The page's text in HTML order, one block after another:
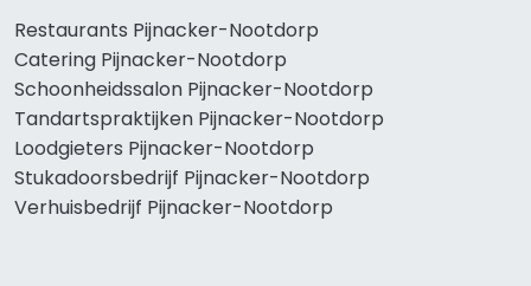
Restaurants Pijnacker-Nootdorp
Catering Pijnacker-Nootdorp
Schoonheidssalon Pijnacker-Nootdorp
Tandartspraktijken Pijnacker-Nootdorp
Loodgieters Pijnacker-Nootdorp
Stukadoorsbedrijf Pijnacker-Nootdorp
Verhuisbedrijf Pijnacker-Nootdorp